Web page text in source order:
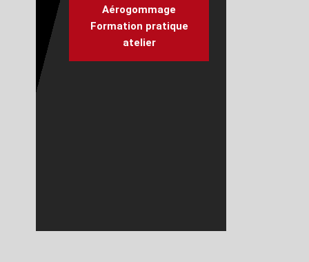
Aérogommage
Formation pratique
atelier